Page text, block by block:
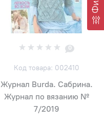
0
Код товара: 002410
Журнал Burda. Сабрина.
Журнал по вязанию №
7/2019